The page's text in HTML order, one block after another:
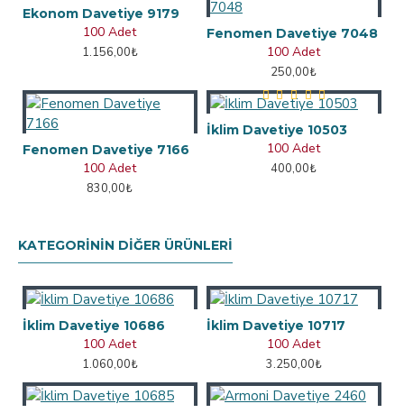
Ekonom Davetiye 9179
100 Adet
1.156,00₺
Fenomen Davetiye 7048
100 Adet
250,00₺
Fenomen Davetiye 7166
100 Adet
830,00₺
İklim Davetiye 10503
100 Adet
400,00₺
KATEGORININ DIĞER ÜRÜNLERI
İklim Davetiye 10686
100 Adet
1.060,00₺
İklim Davetiye 10717
100 Adet
3.250,00₺